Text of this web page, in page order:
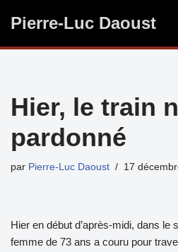
Pierre-Luc Daoust
Hier, le train
pardonné
par Pierre-Luc Daoust 17
Hier en début d’après-midi, dans le
femme de 73 ans a couru pour